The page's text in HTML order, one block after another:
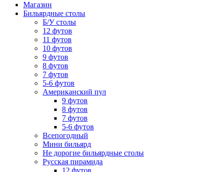
Магазин
Бильярдные столы
Б/У столы
12 футов
11 футов
10 футов
9 футов
8 футов
7 футов
5-6 футов
Американский пул
9 футов
8 футов
7 футов
5-6 футов
Всепогодный
Мини бильярд
Не дорогие бильярдные столы
Русская пирамида
12 футов